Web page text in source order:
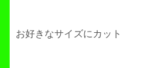
お好きなサイズにカット